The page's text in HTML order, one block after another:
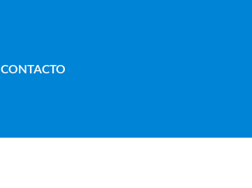
CONTACTO